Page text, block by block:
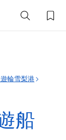
輪雪梨港
船